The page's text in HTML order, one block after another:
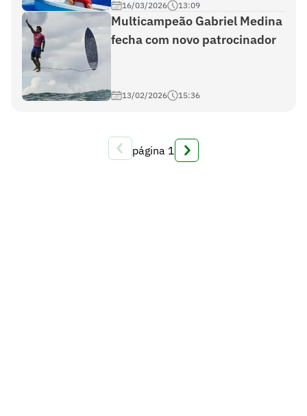
16/03/2026 13:09
Multicampeão Gabriel Medina
fecha com novo patrocinador
13/02/2026 15:36
página 1